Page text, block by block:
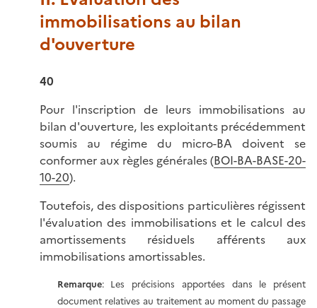
immobilisations au bilan
d'ouverture
40
Pour l'inscription de leurs immobilisations au
bilan d'ouverture, les exploitants précédemment
soumis au régime du micro-BA doivent se
conformer aux règles générales (BOI-BA-BASE-20-
10-20).
Toutefois, des dispositions particulières régissent
l'évaluation des immobilisations et le calcul des
amortissements résiduels afférents aux
immobilisations amortissables.
Remarque: Les précisions apportées dans le présent
document relatives au traitement au moment du passage